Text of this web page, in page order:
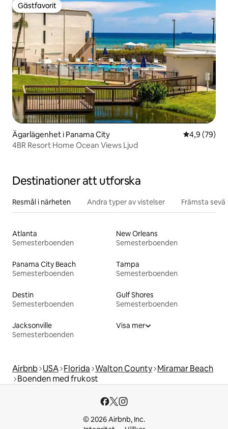
Gästfavorit
Gästfavorit
Ägarlägenhet i Panama City 4,9 av 5 i
4,9 (79)
4BR Resort Home Ocean Views Ljud
Destinationer att utforska
Resmål i närheten Andra typer av vistelser Främsta
Atlanta
Semesterboenden
New Orleans
Semesterboenden
Panama City Beach
Semesterboenden
Tampa
Semesterboenden
Destin
Semesterboenden
Gulf Shores
Semesterboenden
Jacksonville
Semesterboenden
Visa mer
Airbnb USA Florida Walton County Miramar Beach
Boenden med frukost
© 2026 Airbnb, Inc.